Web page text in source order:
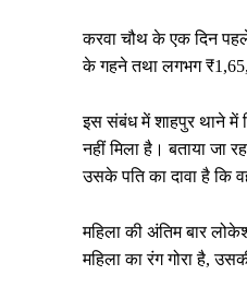
करवा चौथ के एक दिन
के गहने तथा लगभग
इस संबंध में शाहपुर थाने में
नहीं मिला है। बताया जा
उसके पति का दावा है कि
महिला की अंतिम बार
महिला का रंग गोरा है,